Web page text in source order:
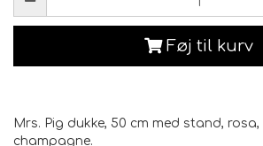
Føj til kurv
Mrs. Pig dukke, 50 cm med stand,
champagne.